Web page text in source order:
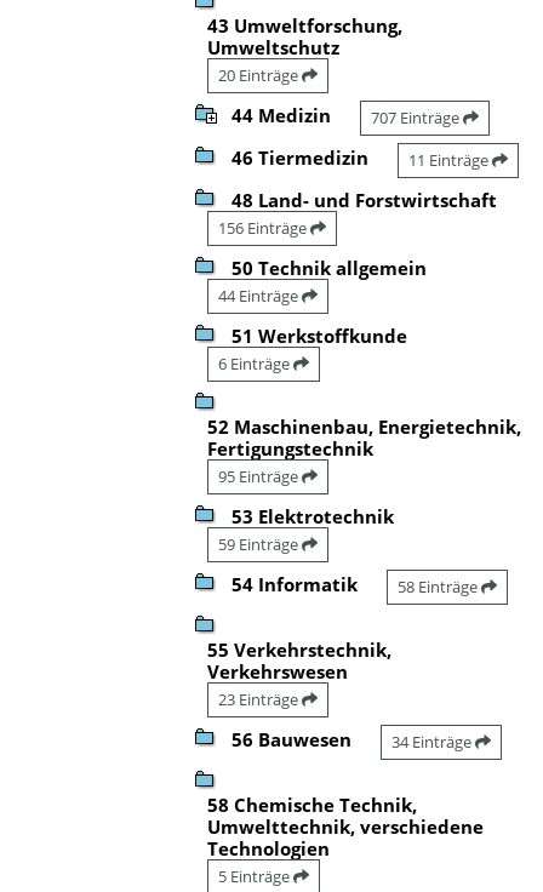
43 Umweltforschung,
Umweltschutz
20 Einträge
44 Medizin 707 Einträge
46 Tiermedizin 11 Einträge
48 Land- und Forstwirtschaft
156 Einträge
50 Technik allgemein
44 Einträge
51 Werkstoffkunde
6 Einträge
52 Maschinenbau, Energietechnik,
Fertigungstechnik
95 Einträge
53 Elektrotechnik
59 Einträge
54 Informatik 58 Einträge
55 Verkehrstechnik,
Verkehrswesen
23 Einträge
56 Bauwesen 34 Einträge
58 Chemische Technik,
Umwelttechnik, verschiedene
Technologien
5 Einträge